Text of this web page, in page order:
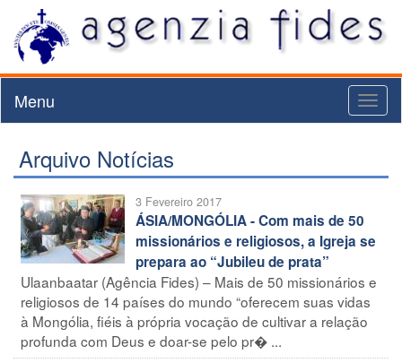
Menu
Arquivo Notícias
3 Fevereiro 2017
ÁSIA/MONGÓLIA - Com mais de 50
missionários e religiosos, a Igreja se
prepara ao “Jubileu de prata”
Ulaanbaatar (Agência Fides) – Mais de 50 missionários e
religiosos de 14 países do mundo “oferecem suas vidas
à Mongólia, fiéis à própria vocação de cultivar a relação
profunda com Deus e doar-se pelo pr� ...